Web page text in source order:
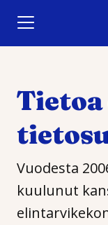
Tietoa
Vuodesta
kuulunut